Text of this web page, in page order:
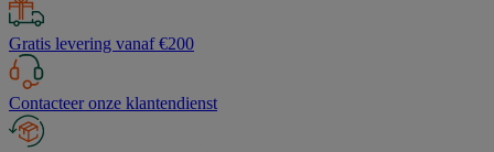
Gratis levering vanaf €200
Contacteer onze klantendienst